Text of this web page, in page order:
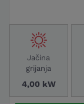
Jačina
grijanja
4,00 kW